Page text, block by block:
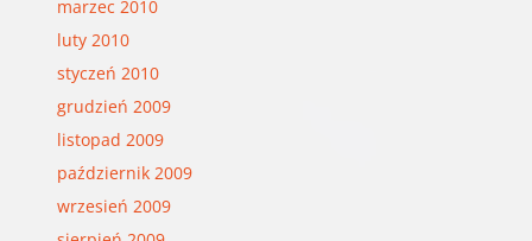
marzec 2010
luty 2010
styczeń 2010
grudzień 2009
listopad 2009
październik 2009
wrzesień 2009